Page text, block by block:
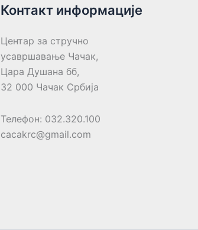
Контакт информације
Центар за стручно
усавршавање Чачак,
Цара Душана бб,
32 000 Чачак Србија
Телефон: 032.320.100
cacakrc@gmail.com